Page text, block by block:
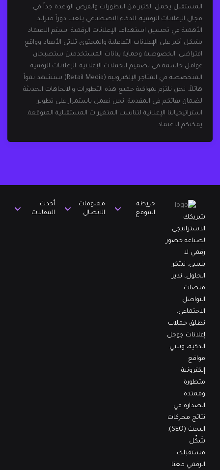
المستقبل يحمل الكثير من التطورات والفرص الواعدة جداً في
مجال الإعلانات الرقمية. الذكاء الاصطناعي يلعب دوراً متزايد
الأهمية في تحسين استهداف الإعلانات الرقمية. سيتم الاعتماد
بشكل أكبر على الإعلانات التفاعلية والمحتوى ثلاثي الأبعاد وواقع
افتراضي. الخصوصية وحماية بيانات المستخدمين ستصبحان
عوامل حاسمة في تصميم الحملات الإعلانية. الإعلانات الرقمية
المتخصصة في المتاجر الإلكترونية (Retail Media) ستشهد نمواً
هائلاً. نحن نلتزم بمواكبة جميع هذه التطورات والاتجاهات الحديثة
لضمان بقائكم في المقدمة. نحن نعمل باستمرار على تطوير
استراتيجياتنا الإعلانية لتناسب المتغيرات المستقبلية المتوقعة.
يمكنكم الاعتماد
شريكك
الاستراتيجي
لصناعة حضور
رقمي لا
ينسى. نبتكر
الحلول، ندير
منصات
التواصل
الاجتماعي،
نطلق حملات
إعلانات جوجل
الذكية، ونبني
مواقع
إلكترونية
متطورة
وممتدة
الصدارة في
نتائج محركات
البحث (SEO).
شَكِّل
مستقبلك
الرقمي معنا
خريطة
الموقع
معلومات
الاتصال
أحدث
المقالات